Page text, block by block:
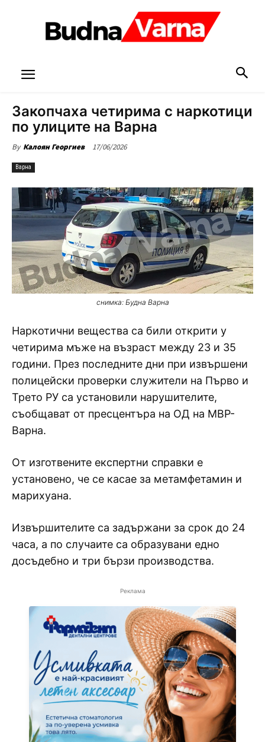
Закопчаха четирима с наркотици
по улиците на Варна
By Калоян Георгиев 17/06/2026
Варна
снимка: Будна Варна
Наркотични вещества са били открити у
четирима мъже на възраст между 23 и 35
години. През последните дни при извършени
полицейски проверки служители на Първо и
Трето РУ са установили нарушителите,
съобщават от пресцентъра на ОД на МВР-
Варна.
От изготвените експертни справки е
установено, че се касае за метамфетамин и
марихуана.
Извършителите са задържани за срок до 24
часа, а по случаите са образувани едно
досъдебно и три бързи производства.
Реклама